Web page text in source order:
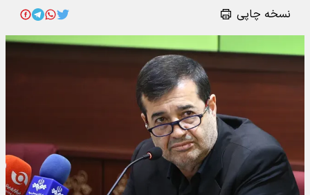
نسخه چاپی